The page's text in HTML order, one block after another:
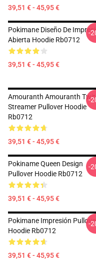
39,51 € - 45,95 €
Pokimane Diseño De
Abierta Hoodie Rb0712
39,51 € - 45,95 €
-
Amouranth Amouranth
Streamer Pullover Hoodie
Rb0712
39,51 € - 45,95 €
-
Pokiname Queen Design
Pullover Hoodie Rb0712
39,51 € - 45,95 €
-
Pokimane Impresión
Hoodie Rb0712
39,51 € - 45,95 €
-